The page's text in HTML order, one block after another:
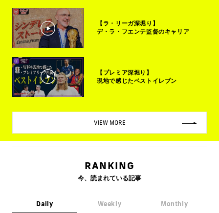
【ラ・リーガ深堀り】
デ・ラ・フエンテ監督のキャリア
【プレミア深堀り】
現地で感じたベストイレブン
VIEW MORE
RANKING
今、読まれている記事
Daily Weekly Monthly